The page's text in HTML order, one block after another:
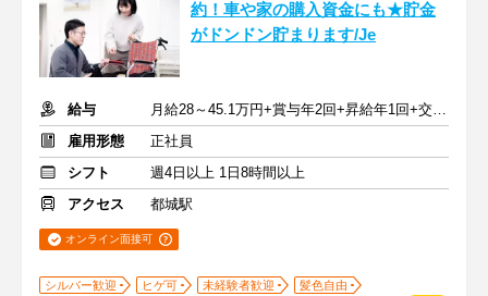
約！車や家の購入資金にも★貯金
がドンドン貯まります/Je
給与
月給28～45.1万円+賞与年2回+昇給年1回+交通費全額
雇用形態
正社員
シフト
週4日以上 1日8時間以上
アクセス
都城駅
オンライン面接可
シルバー歓迎 ヒゲ可 未経験者歓迎
髪色自由